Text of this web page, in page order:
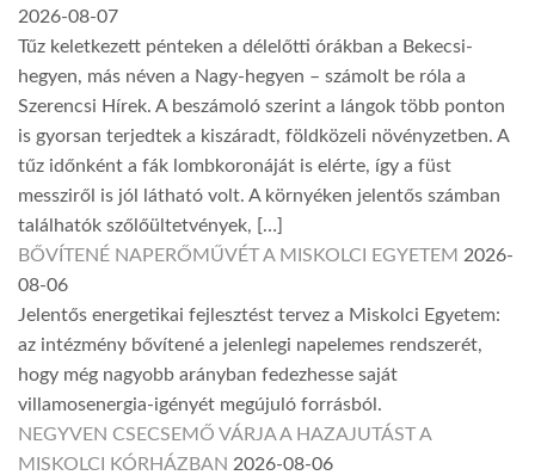
2026-08-07
Tűz keletkezett pénteken a délelőtti órákban a Bekecsi-
hegyen, más néven a Nagy-hegyen – számolt be róla a
Szerencsi Hírek. A beszámoló szerint a lángok több ponton
is gyorsan terjedtek a kiszáradt, földközeli növényzetben. A
tűz időnként a fák lombkoronáját is elérte, így a füst
messziről is jól látható volt. A környéken jelentős számban
találhatók szőlőültetvények, […]
BŐVÍTENÉ NAPERŐMŰVÉT A MISKOLCI EGYETEM 2026-
08-06
Jelentős energetikai fejlesztést tervez a Miskolci Egyetem:
az intézmény bővítené a jelenlegi napelemes rendszerét,
hogy még nagyobb arányban fedezhesse saját
villamosenergia-igényét megújuló forrásból.
NEGYVEN CSECSEMŐ VÁRJA A HAZAJUTÁST A
MISKOLCI KÓRHÁZBAN 2026-08-06